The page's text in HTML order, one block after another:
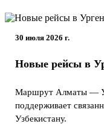
30 июля 2026 г.
Новые рейсы в
Маршрут Алматы —
поддерживает
Узбекистану.